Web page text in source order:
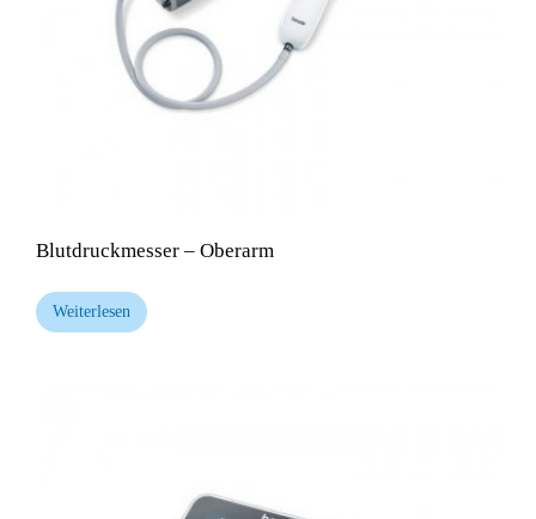
Blutdruckmesser – Oberarm
Weiterlesen